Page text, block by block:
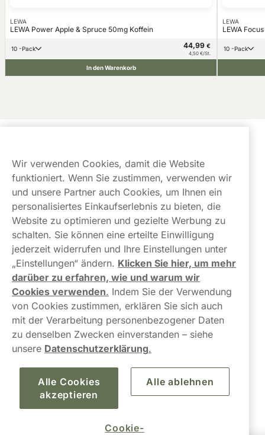
LEWA
LEWA Power Apple & Spruce 50mg Koffein
10 -Pack 44,99 €
4,50 €/St.
In den Warenkorb
LEWA
LEWA
10 -Pack
Kontaktieren Sie uns!
hallo@northerner.com
+498001844282
Mo-Do: 08-17 Uhr (Pause: 12-13) Fr: 09-17 Uhr
Links
Über uns
Wir verwenden Cookies, damit die Website
funktioniert. Wenn Sie zustimmen, verwenden wir
und unsere Partner auch Cookies, um Ihnen ein
personalisiertes Einkaufserlebnis zu bieten, die
Website zu optimieren und gezielte Werbung zu
schalten. Sie können eine erteilte Einwilligung
jederzeit widerrufen und Ihre Einstellungen unter
„Einstellungen“ ändern. Klicken Sie hier, um mehr
darüber zu erfahren, wie und warum wir
Cookies verwenden. Indem Sie der Verwendung
von Cookies zustimmen, erklären Sie sich auch
mit der Verarbeitung personenbezogener Daten
zu denselben Zwecken einverstanden – siehe
unsere Datenschutzerklärung.
Alle Cookies
akzeptieren
Alle ablehnen
Cookie-